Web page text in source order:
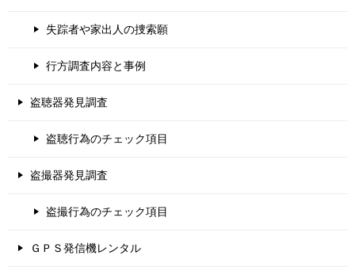
失踪者や家出人の捜索願
行方調査内容と事例
盗聴器発見調査
盗聴行為のチェック項目
盗撮器発見調査
盗撮行為のチェック項目
ＧＰＳ発信機レンタル